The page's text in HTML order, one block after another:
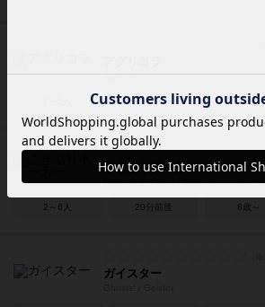
Agricola
120～140分 12歳～
ごきぶりポーカー
Cockroach Poker / Kakerlakenpoker
2～6人 20分前後 8歳～
ガイスター